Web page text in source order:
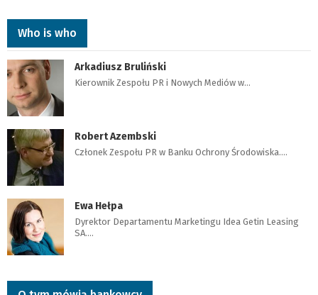
Who is who
Arkadiusz Bruliński
Kierownik Zespołu PR i Nowych Mediów w…
Robert Azembski
Członek Zespołu PR w Banku Ochrony Środowiska.…
Ewa Hełpa
Dyrektor Departamentu Marketingu Idea Getin Leasing
SA.…